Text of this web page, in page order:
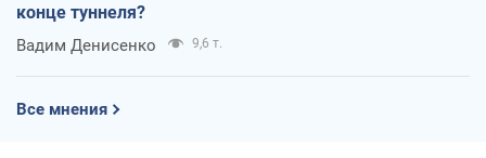
конце туннеля?
Вадим Денисенко 9,6 т.
Все мнения